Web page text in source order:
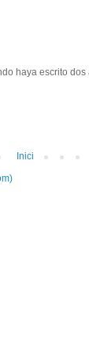
haya escrito dos
Inici